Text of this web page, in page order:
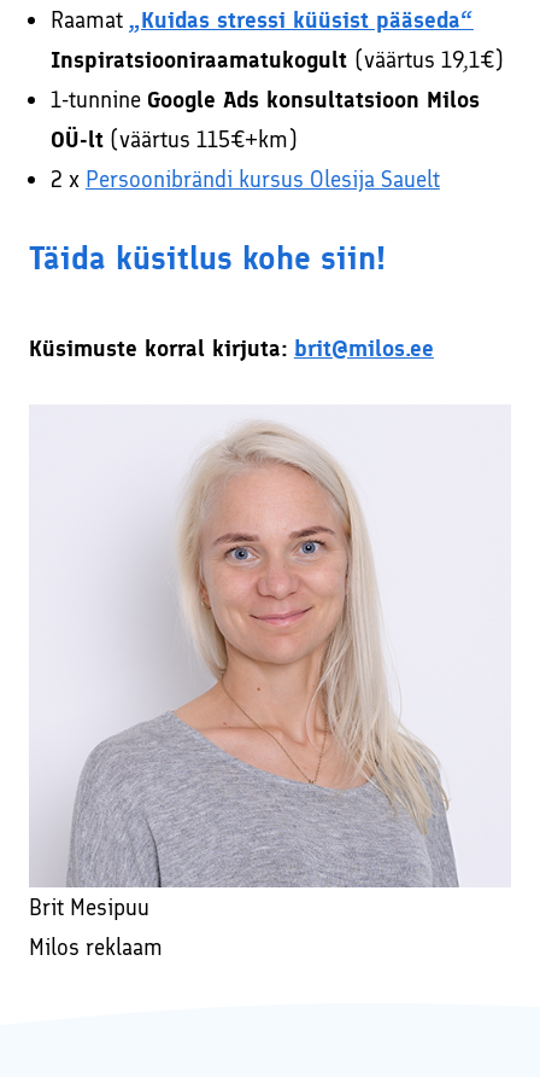
Raamat „Kuidas stressi küüsist pääseda“
Inspiratsiooniraamatukogult (väärtus 19,1€)
1-tunnine Google Ads konsultatsioon Milos
OÜ-lt(väärtus 115€+km)
2 x Persoonibrändi kursus Olesija Sauelt
Täida küsitlus kohe siin!
Küsimuste korral kirjuta: brit@milos.ee
Brit Mesipuu
Milos reklaam